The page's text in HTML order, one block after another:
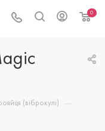
0
(віброкулі) —